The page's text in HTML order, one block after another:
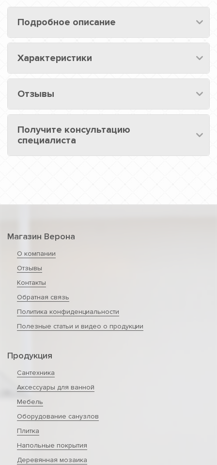
Подробное описание
Характеристики
Отзывы
Получите консультацию
специалиста
Магазин Верона
О компании
Отзывы
Контакты
Обратная связь
Политика конфиденциальности
Полезные статьи и видео о продукции
Продукция
Сантехника
Аксессуары для ванной
Мебель
Оборудование санузлов
Плитка
Напольные покрытия
Деревянная мозаика